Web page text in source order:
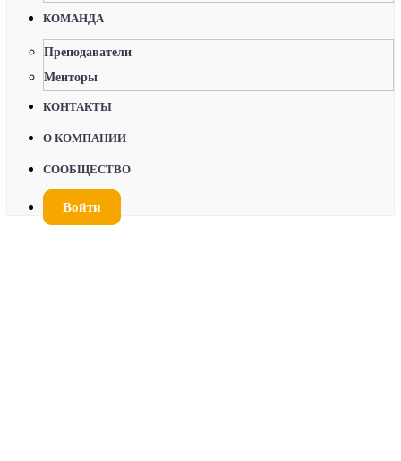
КОМАНДА
Преподаватели
Менторы
КОНТАКТЫ
О КОМПАНИИ
СООБЩЕСТВО
Войти